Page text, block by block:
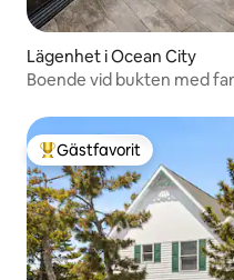
Lägenhet i Ocean City
Boende vid bukten med
Populär gästfavorit
Gästfavorit